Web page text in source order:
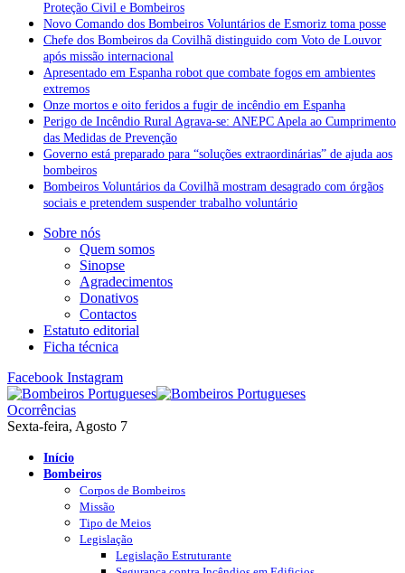
Proteção Civil e Bombeiros
Novo Comando dos Bombeiros Voluntários de Esmoriz toma posse
Chefe dos Bombeiros da Covilhã distinguido com Voto de Louvor
após missão internacional
Apresentado em Espanha robot que combate fogos em ambientes
extremos
Onze mortos e oito feridos a fugir de incêndio em Espanha
Perigo de Incêndio Rural Agrava-se: ANEPC Apela ao Cumprimento
das Medidas de Prevenção
Governo está preparado para “soluções extraordinárias” de ajuda aos
bombeiros
Bombeiros Voluntários da Covilhã mostram desagrado com órgãos
sociais e pretendem suspender trabalho voluntário
Sobre nós
Quem somos
Sinopse
Agradecimentos
Donativos
Contactos
Estatuto editorial
Ficha técnica
Facebook Instagram
Ocorrências
Sexta-feira, Agosto 7
Início
Bombeiros
Corpos de Bombeiros
Missão
Tipo de Meios
Legislação
Legislação Estruturante